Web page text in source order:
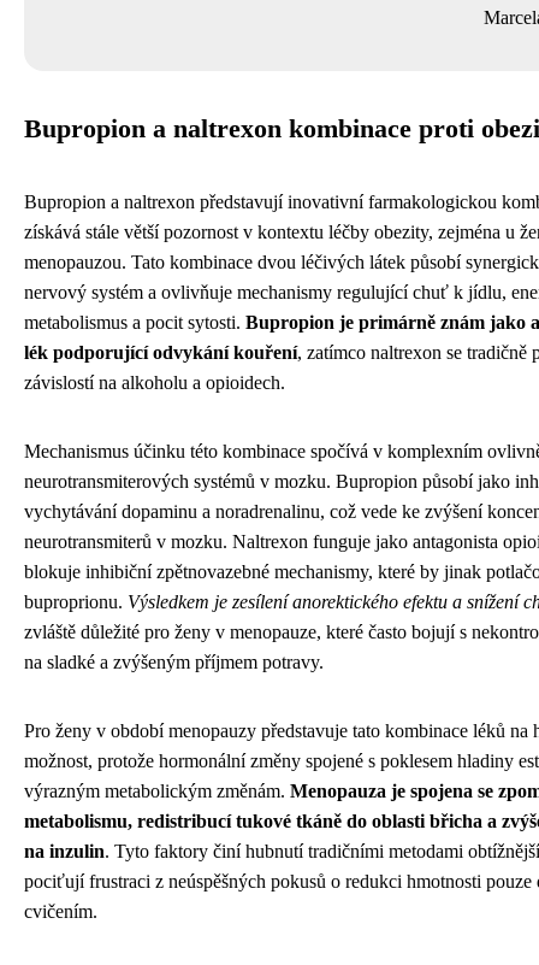
Bupropion a naltrexon kombinace proti
Bupropion a naltrexon představují inovativní farmakologickou
získává stále větší pozornost v kontextu léčby obezity, zejména u
menopauzou. Tato kombinace dvou léčivých látek působí
nervový systém a ovlivňuje mechanismy regulující chuť k jídlu,
metabolismus a pocit sytosti. Bupropion je primárně znám jako
lék podporující odvykání kouření, zatímco naltrexon se tradičně
závislostí na alkoholu a opioidech.
Mechanismus účinku této kombinace spočívá v komplexním
neurotransmiterových systémů v mozku. Bupropion působí jako
vychytávání dopaminu a noradrenalinu, což vede ke zvýšení
neurotransmiterů v mozku. Naltrexon funguje jako antagonista
blokuje inhibiční zpětnovazebné mechanismy, které by jinak
buproprionu. Výsledkem je zesílení anorektického efektu a snížení
zvláště důležité pro ženy v menopauze, které často bojují s
na sladké a zvýšeným příjmem potravy.
Pro ženy v období menopauzy představuje tato kombinace léků na
možnost, protože hormonální změny spojené s poklesem hladiny
výrazným metabolickým změnám. Menopauza je spojena se
metabolismu, redistribucí tukové tkáně do oblasti břicha a
na inzulin. Tyto faktory činí hubnutí tradičními metodami
pociťují frustraci z neúspěšných pokusů o redukci hmotnosti pouze
cvičením.